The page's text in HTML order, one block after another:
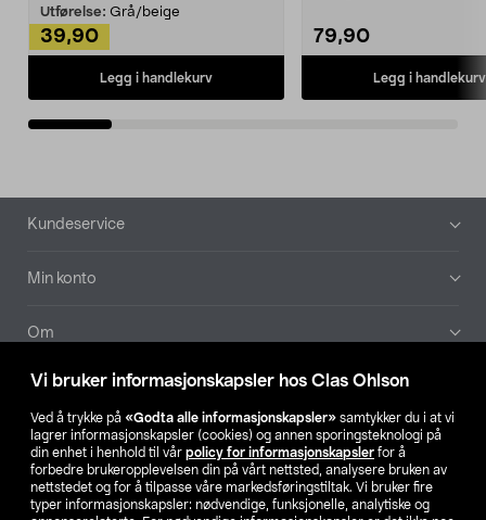
Vi bruker informasjonskapsler hos Clas Ohlson
Ved å trykke på «Godta alle informasjonskapsler» samtykker du i at vi
lagrer informasjonskapsler (cookies) og annen sporingsteknologi på
din enhet i henhold til vår policy for informasjonskapsler for å
forbedre brukeropplevelsen din på vårt nettsted, analysere bruken av
nettstedet og for å tilpasse våre markedsføringstiltak. Vi bruker fire
typer informasjonskapsler: nødvendige, funksjonelle, analytiske og
Utførelse: Grå/beige
39,90
Legg i handlekurv
79,90
Legg i handlekurv
Bunntekst
Kundeservice
Min konto
Om
Aktuelt
Våre selskaper
Finn din butikk